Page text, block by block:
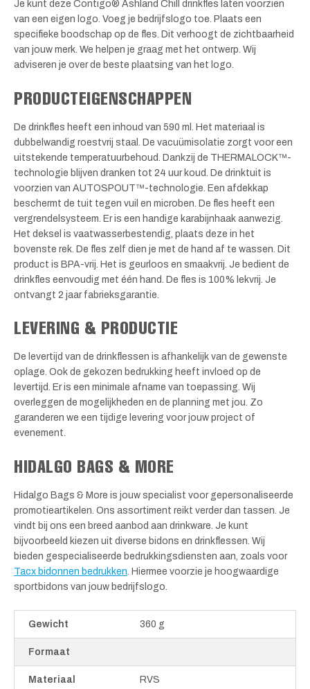
Je kunt deze Contigo® Ashland Chill drinkfles laten voorzien
van een eigen logo. Voeg je bedrijfslogo toe. Plaats een
specifieke boodschap op de fles. Dit verhoogt de zichtbaarheid
van jouw merk. We helpen je graag met het ontwerp. Wij
adviseren je over de beste plaatsing van het logo.
PRODUCTEIGENSCHAPPEN
De drinkfles heeft een inhoud van 590 ml. Het materiaal is
dubbelwandig roestvrij staal. De vacuümisolatie zorgt voor een
uitstekende temperatuurbehoud. Dankzij de THERMALOCK™-
technologie blijven dranken tot 24 uur koud. De drinktuit is
voorzien van AUTOSPOUT™-technologie. Een afdekkap
beschermt de tuit tegen vuil en microben. De fles heeft een
vergrendelsysteem. Er is een handige karabijnhaak aanwezig.
Het deksel is vaatwasserbestendig, plaats deze in het
bovenste rek. De fles zelf dien je met de hand af te wassen. Dit
product is BPA-vrij. Het is geurloos en smaakvrij. Je bedient de
drinkfles eenvoudig met één hand. De fles is 100% lekvrij. Je
ontvangt 2 jaar fabrieksgarantie.
LEVERING & PRODUCTIE
De levertijd van de drinkflessen is afhankelijk van de gewenste
oplage. Ook de gekozen bedrukking heeft invloed op de
levertijd. Er is een minimale afname van toepassing. Wij
overleggen de mogelijkheden en de planning met jou. Zo
garanderen we een tijdige levering voor jouw project of
evenement.
HIDALGO BAGS & MORE
Hidalgo Bags & More is jouw specialist voor gepersonaliseerde
promotieartikelen. Ons assortiment reikt verder dan tassen. Je
vindt bij ons een breed aanbod aan drinkware. Je kunt
bijvoorbeeld kiezen uit diverse bidons en drinkflessen. Wij
bieden gespecialiseerde bedrukkingsdiensten aan, zoals voor
Tacx bidonnen bedrukken . Hiermee voorzie je hoogwaardige
sportbidons van jouw bedrijfslogo.
Gewicht 360 g
Formaat
Materiaal RVS